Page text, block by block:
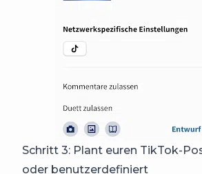
Schritt 3: Plant euren TikTok-
oder benutzerdefiniert